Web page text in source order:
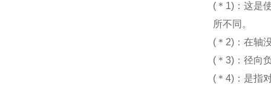
(＊1)：这是
所不同。
(＊2)：在轴
(＊3)：径向
(＊4)：是指